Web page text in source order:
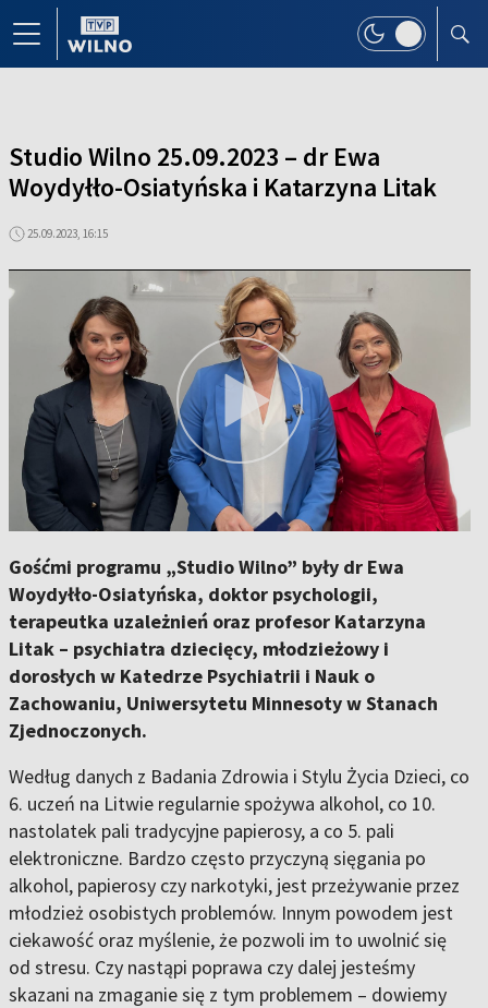
Studio Wilno 25.09.2023 – dr Ewa
Woydyłło-Osiatyńska i Katarzyna Litak
25.09.2023, 16:15
Gośćmi programu „Studio Wilno” były dr Ewa
Woydyłło-Osiatyńska, doktor psychologii,
terapeutka uzależnień oraz profesor Katarzyna
Litak – psychiatra dziecięcy, młodzieżowy i
dorosłych w Katedrze Psychiatrii i Nauk o
Zachowaniu, Uniwersytetu Minnesoty w Stanach
Zjednoczonych.
Według danych z Badania Zdrowia i Stylu Życia Dzieci, co
6. uczeń na Litwie regularnie spożywa alkohol, co 10.
nastolatek pali tradycyjne papierosy, a co 5. pali
elektroniczne. Bardzo często przyczyną sięgania po
alkohol, papierosy czy narkotyki, jest przeżywanie przez
młodzież osobistych problemów. Innym powodem jest
ciekawość oraz myślenie, że pozwoli im to uwolnić się
od stresu. Czy nastąpi poprawa czy dalej jesteśmy
skazani na zmaganie się z tym problemem – dowiemy